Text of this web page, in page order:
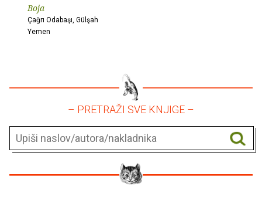
Boja
Çağrı Odabaşı, Gülşah
Yemen
– PRETRAŽI SVE KNJIGE –